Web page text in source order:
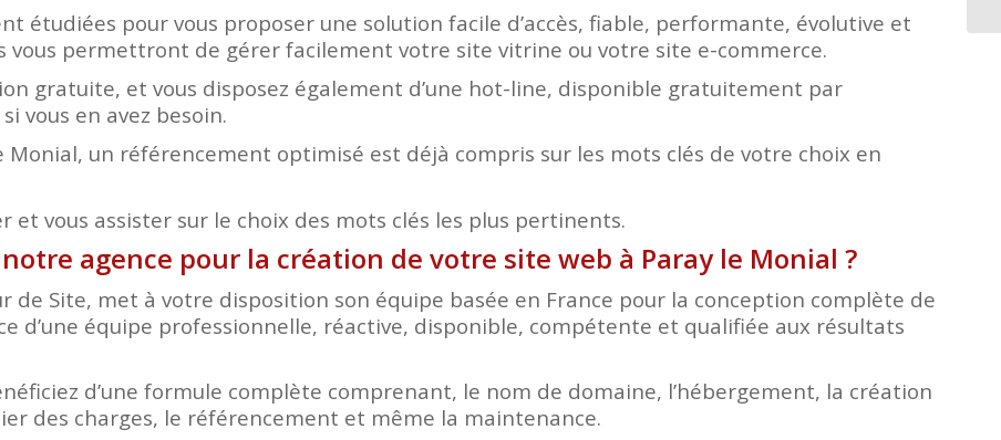
étudiées pour vous proposer une solution facile d’accès, fiable, performante, évolutive et
vous permettront de gérer facilement votre site vitrine ou votre site e-commerce.
gratuite, et vous disposez également d’une hot-line, disponible gratuitement par
vous en avez besoin.
Monial, un référencement optimisé est déjà compris sur les mots clés de votre choix en
et vous assister sur le choix des mots clés les plus pertinents.
agence pour la création de votre site web à Paray le Monial ?
de Site, met à votre disposition son équipe basée en France pour la conception complète de
d’une équipe professionnelle, réactive, disponible, compétente et qualifiée aux résultats
d’une formule complète comprenant, le nom de domaine, l’hébergement, la création
des charges, le référencement et même la maintenance.